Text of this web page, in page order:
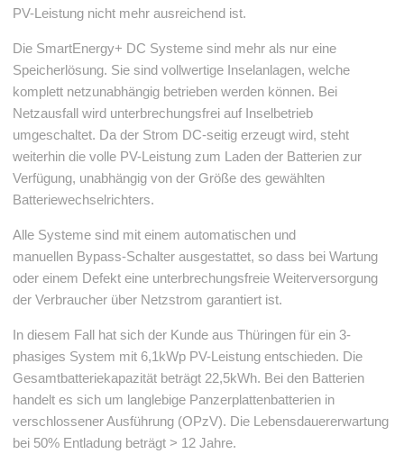
PV-Leistung nicht mehr ausreichend ist.
Die SmartEnergy+ DC Systeme sind mehr als nur eine
Speicherlösung. Sie sind vollwertige Inselanlagen, welche
komplett netzunabhängig betrieben werden können. Bei
Netzausfall wird unterbrechungsfrei auf Inselbetrieb
umgeschaltet. Da der Strom DC-seitig erzeugt wird, steht
weiterhin die volle PV-Leistung zum Laden der Batterien zur
Verfügung, unabhängig von der Größe des gewählten
Batteriewechselrichters.
Alle Systeme sind mit einem automatischen und
manuellen Bypass-Schalter ausgestattet, so dass bei Wartung
oder einem Defekt eine unterbrechungsfreie Weiterversorgung
der Verbraucher über Netzstrom garantiert ist.
In diesem Fall hat sich der Kunde aus Thüringen für ein 3-
phasiges System mit 6,1kWp PV-Leistung entschieden. Die
Gesamtbatteriekapazität beträgt 22,5kWh. Bei den Batterien
handelt es sich um langlebige Panzerplattenbatterien in
verschlossener Ausführung (OPzV). Die Lebensdauererwartung
bei 50% Entladung beträgt > 12 Jahre.